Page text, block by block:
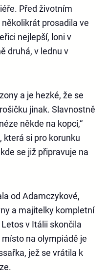
Před životním
prosadila ve
nejlepší, loni v
druhá, v lednu v
a je hezké, že se
jinak. Slavnostně
někde na kopci,“
která si pro korunku
kde se již připravuje na
od Adamczykové,
a majitelky kompletní
v Itálii skončila
na olympiádě je
jež se vrátila k